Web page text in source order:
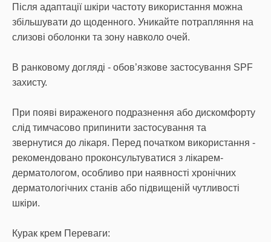
Після адаптації шкіри частоту використання можна
збільшувати до щоденного. Уникайте потрапляння на
слизові оболонки та зону навколо очей.
В ранковому догляді - обов’язкове застосування SPF
захисту.
При появі вираженого подразнення або дискомфорту
слід тимчасово припинити застосування та
звернутися до лікаря. Перед початком використання -
рекомендовано проконсультуватися з лікарем-
дерматологом, особливо при наявності хронічних
дерматологічних станів або підвищеній чутливості
шкіри.
Курак крем Переваги: